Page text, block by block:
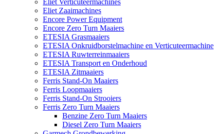
Eliet Zaaimachines
Encore Power Equipment
Encore Zero Turn Maaiers
ETESIA Grasmaaiers
ETESIA Onkruidborstelmachine en Verticuteermachine
ETESIA Ruwterreinmaaiers
ETESIA Transport en Onderhoud
ETESIA Zitmaaiers
Ferris Stand-On Maaiers
Ferris Loopmaaiers
Ferris Stand-On Strooiers
Ferris Zero Turn Maaiers
Benzine Zero Turn Maaiers
Diesel Zero Turn Maaiers